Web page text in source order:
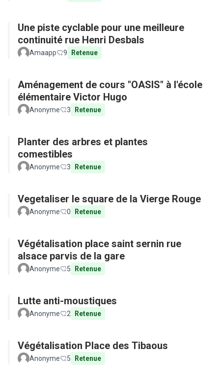
Une piste cyclable pour une meilleure
continuité rue Henri Desbals
Amaapp 9 Retenue
Aménagement de cours "OASIS" à l'école
élémentaire Victor Hugo
Anonyme 3 Retenue
Planter des arbres et plantes
comestibles
Anonyme 3 Retenue
Vegetaliser le square de la Vierge Rouge
Anonyme 0 Retenue
Végétalisation place saint sernin rue
alsace parvis de la gare
Anonyme 5 Retenue
Lutte anti-moustiques
Anonyme 2 Retenue
Végétalisation Place des Tibaous
Anonyme 5 Retenue